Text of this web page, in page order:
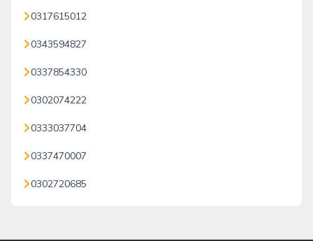
0317615012
0343594827
0337854330
0302074222
0333037704
0337470007
0302720685